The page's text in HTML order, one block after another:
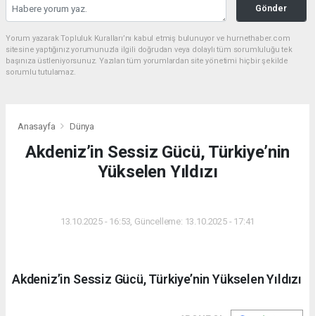
Gönder
Yorum yazarak Topluluk Kuralları’nı kabul etmiş bulunuyor ve hurnethaber.com
sitesine yaptığınız yorumunuzla ilgili doğrudan veya dolaylı tüm sorumluluğu tek
başınıza üstleniyorsunuz. Yazılan tüm yorumlardan site yönetimi hiçbir şekilde
sorumlu tutulamaz.
Anasayfa Dünya
Akdeniz’in Sessiz Gücü, Türkiye’nin
Yükselen Yıldızı
13.10.2025 - 16:53, Güncelleme: 13.10.2025 - 17:41
Akdeniz’in Sessiz Gücü, Türkiye’nin Yükselen Yıldızı